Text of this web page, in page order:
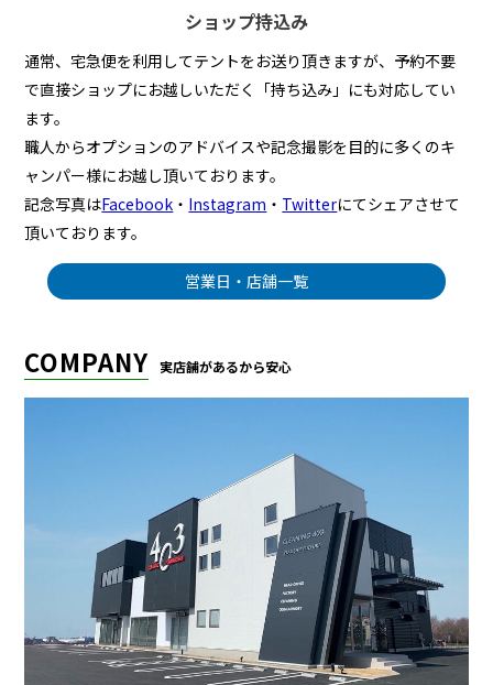
ショップ持込み
通常、宅急便を利用してテントをお送り頂きますが、予約不要
で直接ショップにお越しいただく「持ち込み」にも対応してい
ます。
職人からオプションのアドバイスや記念撮影を目的に多くのキ
ャンパー様にお越し頂いております。
記念写真はFacebook ・ Instagram ・ Twitterにてシェアさせて
頂いております。
営業日・店舗一覧
COMPANY 実店舗があるから安心